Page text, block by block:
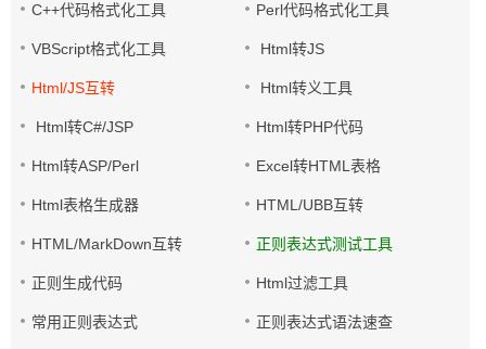
C++代码格式化工具 Perl代码格式化工具
VBScript格式化工具 Html转JS
Html/JS互转 Html转义工具
Html转C#/JSP Html转PHP代码
Html转ASP/Perl Excel转HTML表格
Html表格生成器 HTML/UBB互转
HTML/MarkDown互转 正则表达式测试工具
正则生成代码 Html过滤工具
常用正则表达式 正则表达式语法速查